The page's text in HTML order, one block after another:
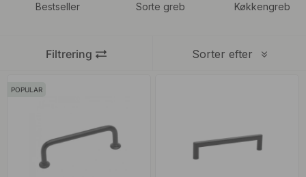
Bestseller Sorte greb Køkkengreb
Sorter efter
Filtrering
POPULAR